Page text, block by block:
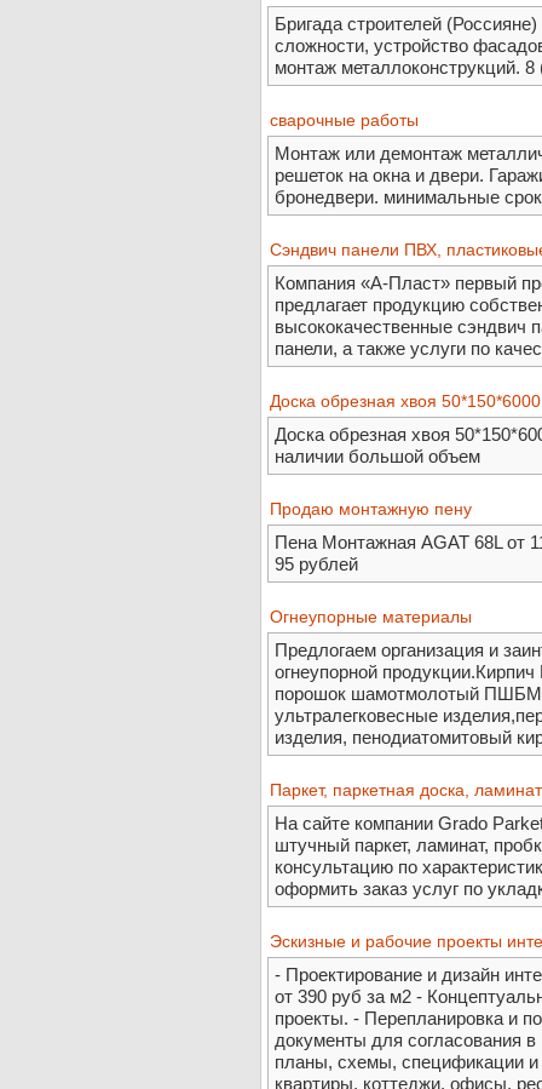
Бригада строителей
сложности, устройство
монтаж металлоконструкций. 8
сварочные работы
Монтаж или демонтаж
решеток на окна и двери.
бронедвери. минимальные
Сэндвич панели ПВХ,
Компания «А-Пласт» первый
предлагает продукцию
высококачественные сэндвич
панели, а также услуги по
Доска обрезная хвоя
Доска обрезная хвоя
наличии большой объем
Продаю монтажную пену
Пена Монтажная AGAT 68L от
95 рублей
Огнеупорные материалы
Предлогаем организация и
огнеупорной
порошок шамотмолотый ПШБМ,
ультралегковесные
изделия, пенодиатомитовый
Паркет, паркетная доска, ламинат
На сайте компании Grado
штучный паркет, ламинат,
консультацию по
оформить заказ услуг по
Эскизные и рабочие проекты
- Проектирование и дизайн
от 390 руб за м2 -
проекты. - Перепланировка и
документы для согласования
планы, схемы, спецификации и
квартиры, коттеджи, офисы,